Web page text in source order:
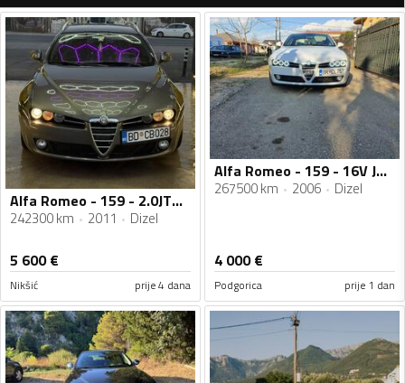
Alfa Romeo - 159 - 2.0JTDm
242300 km 2011 Dizel
5 600€
Nikšić prije 4 dana
Alfa Romeo - 159 - 16V JTDm
267500 km 2006 Dizel
4 000€
Podgorica prije 1 dan